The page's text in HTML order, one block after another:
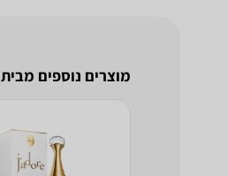
מוצרים נוספים מבית Christian Dior